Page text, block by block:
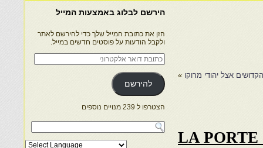
אצל יהודי מרוקו »
LA
הירשם לבלוג באמצעות המייל
הזן את כתובת המייל שלך כדי להירשם לאתר
ולקבל הודעות על פוסטים חדשים במייל.
כתובת
דואר
אלקטרוני
להירשם
הצטרפו ל 239 מנויים נוספים